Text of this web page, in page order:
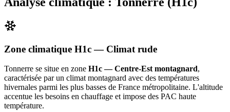
Zone climatique H1c— Climat rude
Tonnerre se situe en zone H1c — Centre-Est montagnard,
caractérisée par un climat montagnard avec des températures
hivernales parmi les plus basses de France métropolitaine. L'altitude
accentue les besoins en chauffage et impose des PAC haute
température.